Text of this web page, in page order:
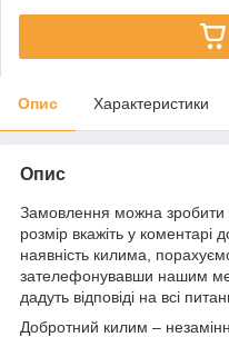
Опис Характеристики
Опис
Замовлення можна зробити
розмір вкажіть у
наявність килима,
зателефонувавши нашим
дадуть відповіді на всі
Добротний килим –